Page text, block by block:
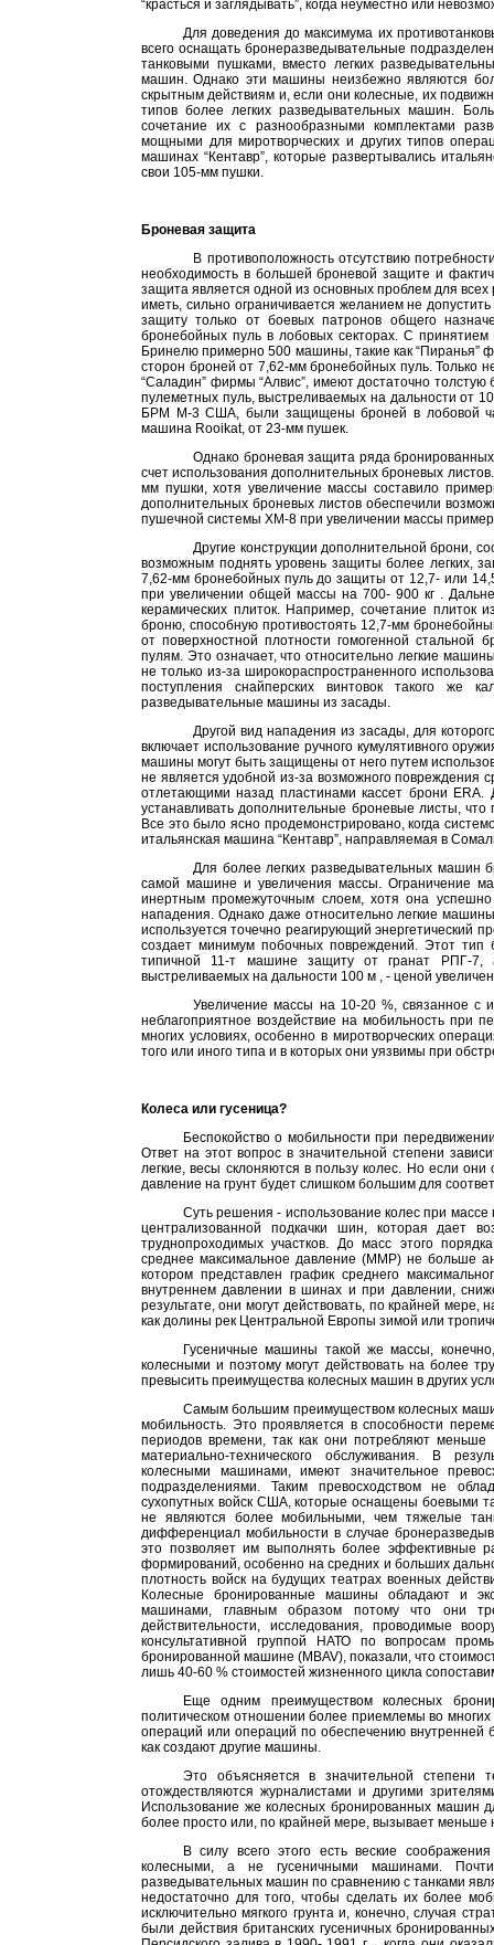
“красться и заглядывать”, когда неуместно или
Для доведения до максимума их
всего оснащать бронеразведывательные
танковыми пушками, вместо легких
машин. Однако эти машины неизбежно являются
скрытным действиям и, если они колесные, их
типов более легких разведывательных машин.
сочетание их с разнообразными комплектами
мощными для миротворческих и других типов
машинах “Кентавр”, которые развертывались
свои 105-мм пушки.
Броневая защита
В противоположность отсутствию
необходимость в большей броневой защите и
защита является одной из основных проблем для
иметь, сильно ограничивается желанием не
защиту только от боевых патронов общего
бронебойных пуль в лобовых секторах. С
Бринелю примерно 500 машины, такие как “Пиранья”
сторон броней от 7,62-мм бронебойных пуль. Только
“Саладин” фирмы “Алвис”, имеют достаточно
пулеметных пуль, выстреливаемых на дальности от
БРМ М-3 США, были защищены броней в лобовой
машина Rooikat, от 23-мм пушек.
Однако броневая защита ряда
счет использования дополнительных броневых
мм пушки, хотя увеличение массы составило
дополнительных броневых листов обеспечили
пушечной системы ХМ-8 при увеличении массы
Другие конструкции дополнительной брони,
возможным поднять уровень защиты более легких,
7,62-мм бронебойных пуль до защиты от 12,7- или
при увеличении общей массы на 700-900 кг .
керамических плиток. Например, сочетание
броню, способную противостоять 12,7-мм
от поверхностной плотности гомогенной
пулям. Это означает, что относительно легкие
не только из-за широкораспространенного
поступления снайперских винтовок такого же
разведывательные машины из засады.
Другой вид нападения из засады, для
включает использование ручного кумулятивного
машины могут быть защищены от него путем
не является удобной из-за возможного повреждения
отлетающими назад пластинами кассет брони ERA.
устанавливать дополнительные броневые листы,
Все это было ясно продемонстрировано, когда
итальянская машина “Кентавр”, направляемая в
Для более легких разведывательных машин
самой машине и увеличения массы. Ограничение
инертным промежуточным слоем, хотя она успешно
нападения. Однако даже относительно легкие
используется точечно реагирующий энергетический
создает минимум побочных повреждений. Этот
типичной 11-т машине защиту от гранат РПГ-
выстреливаемых на дальности 100 м , - ценой
Увеличение массы на 10-20 %, связанное с
неблагоприятное воздействие на мобильность при
многих условиях, особенно в миротворческих
того или иного типа и в которых они уязвимы при
Колеса или гусеница?
Беспокойство о мобильности при
Ответ на этот вопрос в значительной степени
легкие, весы склоняются в пользу колес. Но если
давление на грунт будет слишком большим для
Суть решения - использование колес при
централизованной подкачки шин, которая дает
труднопроходимых участков. До масс этого
среднее максимальное давление (ММР) не больше
котором представлен график среднего
внутреннем давлении в шинах и при давлении,
результате, они могут действовать, по крайней
как долины рек Центральной Европы зимой или
Гусеничные машины такой же массы,
колесными и поэтому могут действовать на более
превысить преимущества колесных машин в других
Самым большим преимуществом колесных
мобильность. Это проявляется в способности
периодов времени, так как они потребляют
материально-технического обслуживания. В
колесными машинами, имеют значительное
подразделениями. Таким превосходством не
сухопутных войск США, которые оснащены боевыми
не являются более мобильными, чем тяжелые
дифференциал мобильности в случае
это позволяет им выполнять более эффективные
формирований, особенно на средних и больших
плотность войск на будущих театрах военных
Колесные бронированные машины обладают и
машинами, главным образом потому что они
действительности, исследования, проводимые
консультативной группой НАТО по вопросам
бронированной машине (MBAV), показали, что
лишь 40-60 % стоимостей жизненного цикла
Еще одним преимуществом колесных
политическом отношении более приемлемы во многих
операций или операций по обеспечению внутренней
как создают другие машины.
Это объясняется в значительной
отождествляются журналистами и другими
Использование же колесных бронированных машин
более просто или, по крайней мере, вызывает меньше
В силу всего этого есть веские
колесными, а не гусеничными машинами. Почти
разведывательных машин по сравнению с танками
недостаточно для того, чтобы сделать их более
исключительно мягкого грунта и, конечно, случая
были действия британских гусеничных